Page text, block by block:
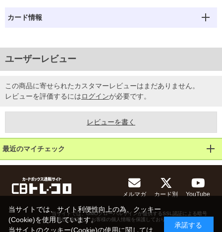
カード情報
ユーザーレビュー
この商品に寄せられたカスタマーレビューはまだありません。
レビューを評価するにはログインが必要です。
レビューを書く
最近のマイチェック
メルマガ カード別 YouTube
当サイトでは、GMOグローバルサインが提供するSSL認証による暗号
化通信に対応し、お客様の個人情報を保護しております。
当サイトでは、サイト利便性向上の為、クッキー
(Cookie)を使用しています。
当サイトのクッキー(Cookie)の使用に関しては、
承諾する